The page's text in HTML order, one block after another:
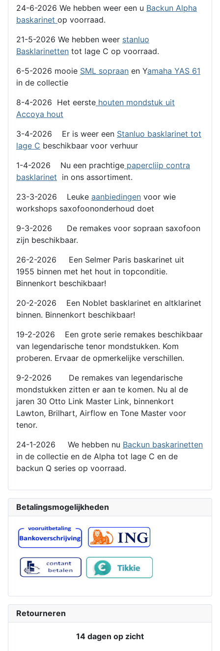
24-6-2026 We hebben weer een u Backun Alpha
baskarinet op voorraad.
21-5-2026 We hebben weer stanluo
Basklarinetten tot lage C op voorraad.
6-5-2026 mooie SML sopraan en Yamaha YAS 61
in de collectie
8-4-2026 Het eerste houten mondstuk uit
Accoya hout
3-4-2026 Er is weer een Stanluo basklarinet tot
lage C beschikbaar voor verhuur
1-4-2026 Nu een prachtige papercliip contra
basklarinet in ons assortiment.
23-3-2026 Leuke aanbiedingen voor wie
workshops saxofoononderhoud doet
9-3-2026 De remakes voor sopraan saxofoon
zijn beschikbaar.
26-2-2026 Een Selmer Paris baskarinet uit
1955 binnen met het hout in topconditie.
Binnenkort beschikbaar!
20-2-2026 Een Noblet basklarinet en altklarinet
binnen. Binnenkort beschikbaar!
19-2-2026 Een grote serie remakes beschikbaar
van legendarische tenor mondstukken. Kom
proberen. Ervaar de opmerkelijke verschillen.
9-2-2026 De remakes van legendarische
mondstukken zitten er aan te komen. Nu al de
jaren 30 Otto Link Master Link, binnenkort
Lawton, Brilhart, Airflow en Tone Master voor
tenor.
24-1-2026 We hebben nu Backun baskarinetten
in de collectie en de Alpha tot lage C en de
backun Q series op voorraad.
Betalingsmogelijkheden
Retourneren
14 dagen op zicht